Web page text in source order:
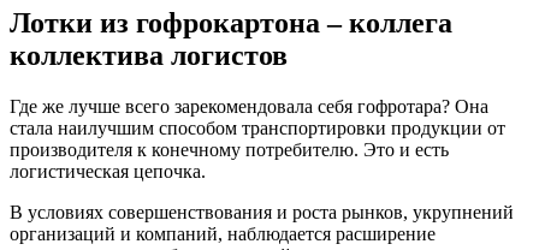
Лотки из гофрокартона – коллега
коллектива логистов
Где же лучше всего зарекомендовала себя гофротара? Она
стала наилучшим способом транспортировки продукции от
производителя к конечному потребителю. Это и есть
логистическая цепочка.
В условиях совершенствования и роста рынков, укрупнений
организаций и компаний, наблюдается расширение